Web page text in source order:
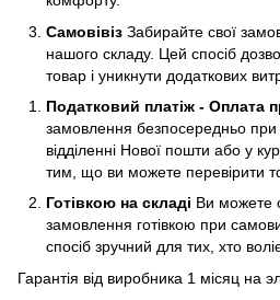
Самовівіз Забирайте свої
нашого складу. Цей спосіб
товар і уникнути додаткових
Податковий платіж - Оплата
замовлення безпосередньо при
відділенні Нової пошти або у
тим, що ви можете перевірити
Готівкою на складі Ви можете
замовлення готівкою при
спосіб зручний для тих, хто
Гарантія від виробника 1 місяц на